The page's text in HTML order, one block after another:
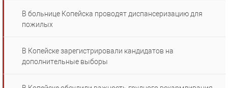
В больнице Копейска проводят диспансеризацию для
пожилых
В Копейске зарегистрировали кандидатов на
дополнительные выборы